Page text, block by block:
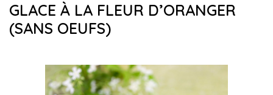
GLACE À LA FLEUR D’ORANGER
(SANS OEUFS)